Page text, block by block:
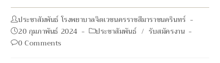
Post
author:
ประชาสัมพันธ์ โรงพยาบาลจิตเวชนครราชสีมาราชนครินทร์
Post
published:
20 กุมภาพันธ์ 2024 Postประชาสัมพันธ์ / รับสมัครงาน
Post0 Comments